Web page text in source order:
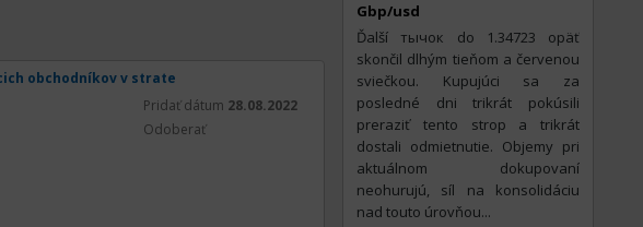
obchodníkov v strate
Pridať dátum 28.08.2022
Odoberať
Gbp/usd
Ďalší тычок do 1.34723 opäť
skončil dlhým tieňom a červenou
sviečkou. Kupujúci sa za
posledné dni trikrát pokúsili
preraziť tento strop a trikrát
dostali odmietnutie. Objemy pri
aktuálnom dokupovaní
neohurujú, síl na konsolidáciu
nad touto úrovňou...